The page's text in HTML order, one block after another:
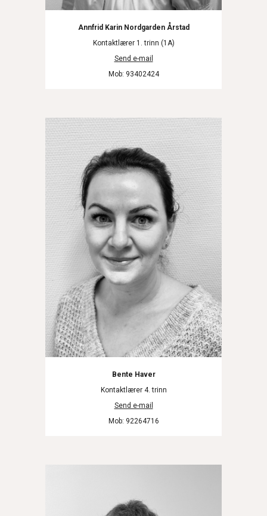
Annfrid Karin Nordgarden Årstad
Kontaktlærer 1. trinn (1A)
Send e-mail
Mob: 93402424
Bente Haver
Kontaktlærer 4. trinn
Send e-mail
Mob: 92264716